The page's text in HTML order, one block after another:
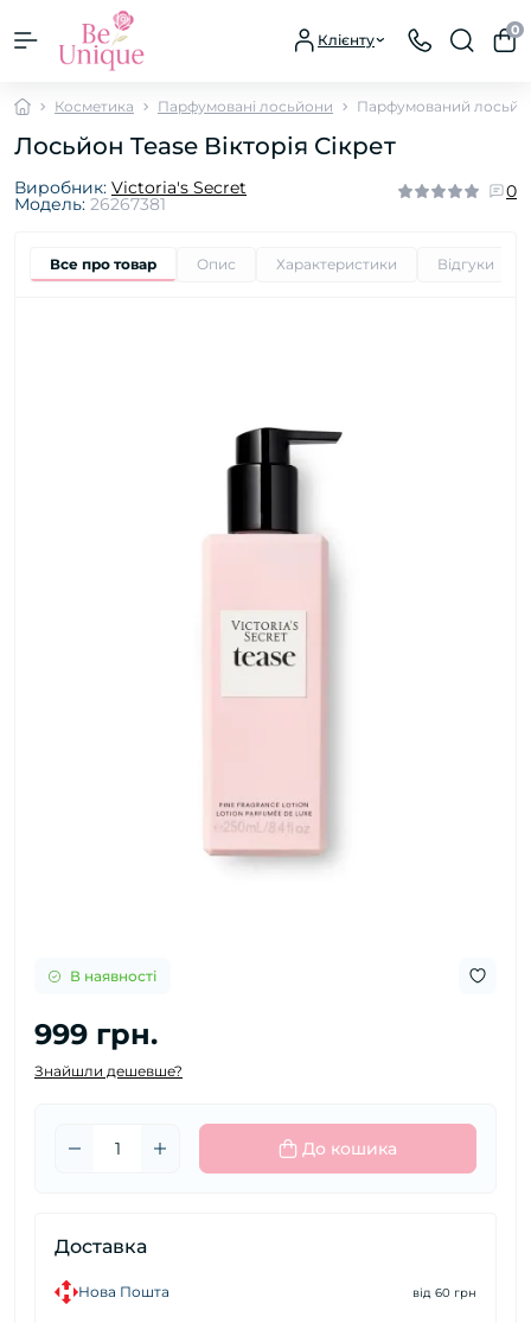
Клієнту
0
Косметика Парфумовані лосьйони Парфумований
Лосьйон Tease Вікторія Сікрет
Виробник: Victoria's Secret
Модель: 26267381
0
Все про товар Опис Характеристики Відгуки
В наявності
999 грн.
Знайшли дешевше?
До кошика
Доставка
Нова Пошта від 60 грн